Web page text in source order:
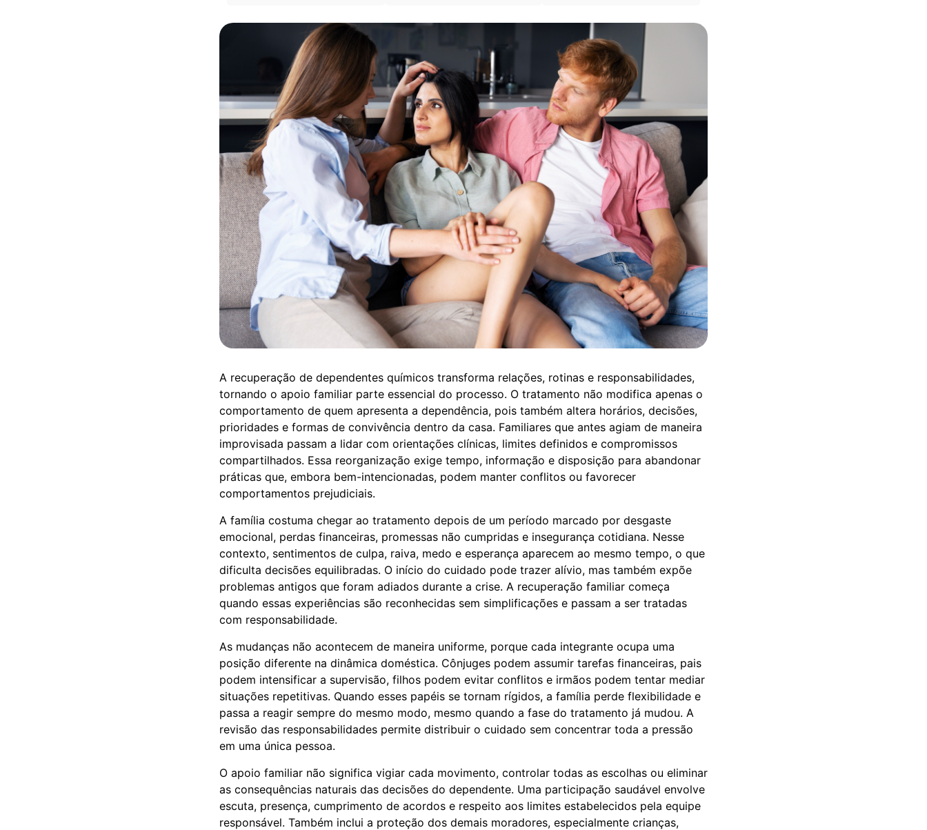
A recuperação de dependentes químicos transforma relações, rotinas e responsabilidades,
tornando o apoio familiar parte essencial do processo. O tratamento não modifica apenas o
comportamento de quem apresenta a dependência, pois também altera horários, decisões,
prioridades e formas de convivência dentro da casa. Familiares que antes agiam de maneira
improvisada passam a lidar com orientações clínicas, limites definidos e compromissos
compartilhados. Essa reorganização exige tempo, informação e disposição para abandonar
práticas que, embora bem-intencionadas, podem manter conflitos ou favorecer
comportamentos prejudiciais.
A família costuma chegar ao tratamento depois de um período marcado por desgaste
emocional, perdas financeiras, promessas não cumpridas e insegurança cotidiana. Nesse
contexto, sentimentos de culpa, raiva, medo e esperança aparecem ao mesmo tempo, o que
dificulta decisões equilibradas. O início do cuidado pode trazer alívio, mas também expõe
problemas antigos que foram adiados durante a crise. A recuperação familiar começa
quando essas experiências são reconhecidas sem simplificações e passam a ser tratadas
com responsabilidade.
As mudanças não acontecem de maneira uniforme, porque cada integrante ocupa uma
posição diferente na dinâmica doméstica. Cônjuges podem assumir tarefas financeiras, pais
podem intensificar a supervisão, filhos podem evitar conflitos e irmãos podem tentar mediar
situações repetitivas. Quando esses papéis se tornam rígidos, a família perde flexibilidade e
passa a reagir sempre do mesmo modo, mesmo quando a fase do tratamento já mudou. A
revisão das responsabilidades permite distribuir o cuidado sem concentrar toda a pressão
em uma única pessoa.
O apoio familiar não significa vigiar cada movimento, controlar todas as escolhas ou eliminar
as consequências naturais das decisões do dependente. Uma participação saudável envolve
escuta, presença, cumprimento de acordos e respeito aos limites estabelecidos pela equipe
responsável. Também inclui a proteção dos demais moradores, especialmente crianças,